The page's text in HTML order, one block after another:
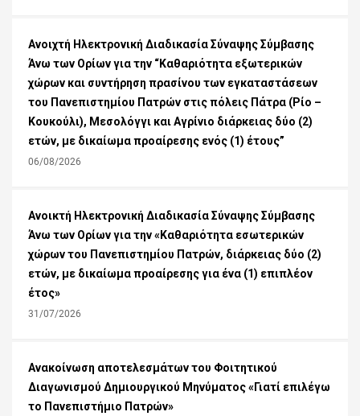
Ανοιχτή Ηλεκτρονική Διαδικασία Σύναψης Σύμβασης
Άνω των Ορίων για την “Καθαριότητα εξωτερικών
χώρων και συντήρηση πρασίνου των εγκαταστάσεων
του Πανεπιστημίου Πατρών στις πόλεις Πάτρα (Ρίο –
Κουκούλι), Μεσολόγγι και Αγρίνιο διάρκειας δύο (2)
ετών, με δικαίωμα προαίρεσης ενός (1) έτους”
06/08/2026
Ανοικτή Ηλεκτρονική Διαδικασία Σύναψης Σύμβασης
Άνω των Ορίων για την «Καθαριότητα εσωτερικών
χώρων του Πανεπιστημίου Πατρών, διάρκειας δύο (2)
ετών, με δικαίωμα προαίρεσης για ένα (1) επιπλέον
έτος»
31/07/2026
Ανακοίνωση αποτελεσμάτων του Φοιτητικού
Διαγωνισμού Δημιουργικού Μηνύματος «Γιατί επιλέγω
το Πανεπιστήμιο Πατρών»